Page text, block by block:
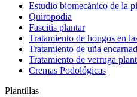
Estudio biomecánico de la
Quiropodia
Fascitis plantar
Tratamiento de hongos en
Tratamiento de uña
Tratamiento de verruga
Cremas Podológicas
Plantillas